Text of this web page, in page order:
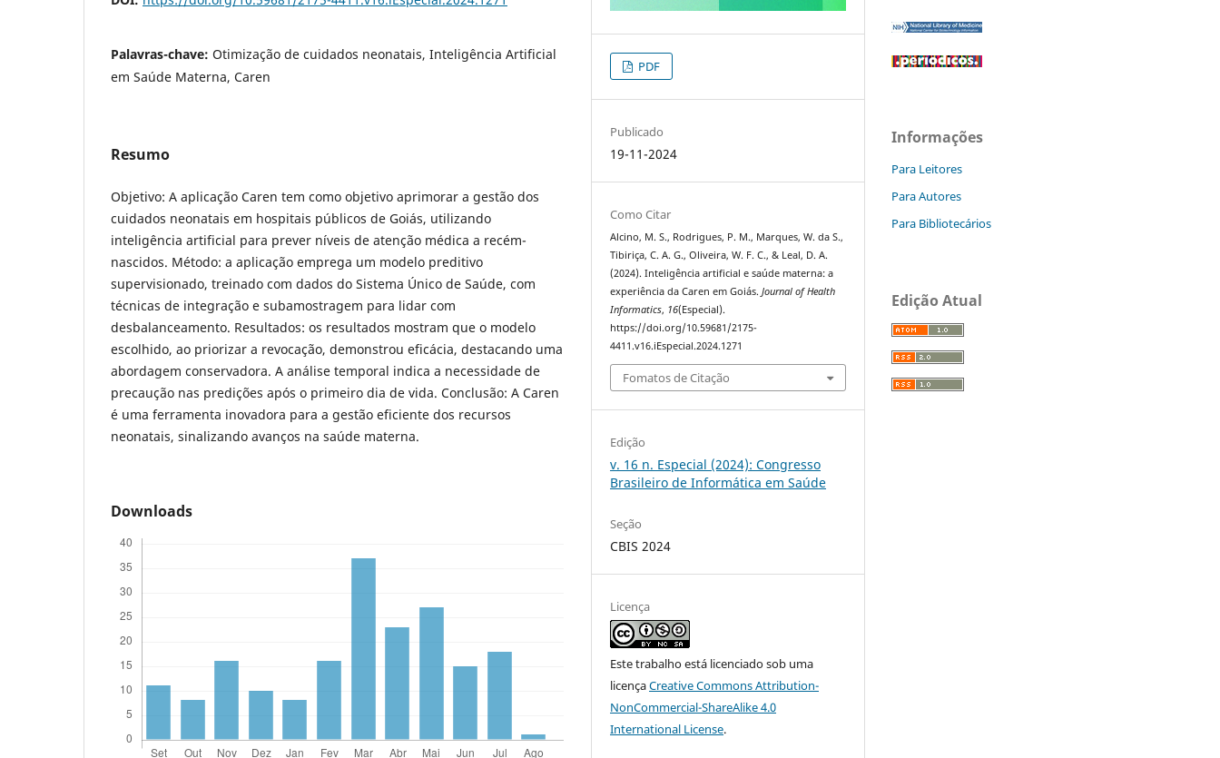
Palavras-chave: Otimização de cuidados neonatais, Inteligência Artificial
em Saúde Materna, Caren
Resumo
Objetivo: A aplicação Caren tem como objetivo aprimorar a gestão dos
cuidados neonatais em hospitais públicos de Goiás, utilizando
inteligência artificial para prever níveis de atenção médica a recém-
nascidos. Método: a aplicação emprega um modelo preditivo
supervisionado, treinado com dados do Sistema Único de Saúde, com
técnicas de integração e subamostragem para lidar com
desbalanceamento. Resultados: os resultados mostram que o modelo
escolhido, ao priorizar a revocação, demonstrou eficácia, destacando uma
abordagem conservadora. A análise temporal indica a necessidade de
precaução nas predições após o primeiro dia de vida. Conclusão: A Caren
é uma ferramenta inovadora para a gestão eficiente dos recursos
neonatais, sinalizando avanços na saúde materna.
Downloads
PDF
Publicado
19-11-2024
Como Citar
Alcino, M. S., Rodrigues, P. M., Marques, W. da S.,
Tibiriça, C. A. G., Oliveira, W. F. C., & Leal, D. A.
(2024). Inteligência artificial e saúde materna: a
experiência da Caren em Goiás.Journal of Health
Informatics, 16(Especial).
https://doi.org/10.59681/2175-
4411.v16.iEspecial.2024.1271
Fomatos de Citação
Edição
v. 16 n. Especial (2024): Congresso
Brasileiro de Informática em Saúde
Seção
CBIS 2024
Licença
Este trabalho está licenciado sob uma
licençaCreative Commons Attribution-
NonCommercial-ShareAlike 4.0
International License.
Informações
Para Leitores
Para Autores
Para Bibliotecários
Edição Atual